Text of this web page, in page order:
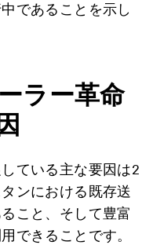
であることを示し
ラー革命
ている主な要因は2
ンにおける既存送
こと、そして豊富
できることです。